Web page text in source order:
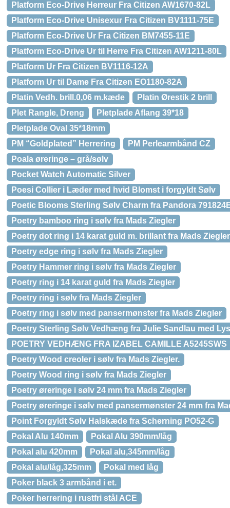
Platform Eco-Drive Herreur Fra Citizen AW1670-82L
Platform Eco-Drive Unisexur Fra Citizen BV1111-75E
Platform Eco-Drive Ur Fra Citizen BM7455-11E
Platform Eco-Drive Ur til Herre Fra Citizen AW1211-80L
Platform Ur Fra Citizen BV1116-12A
Platform Ur til Dame Fra Citizen EO1180-82A
Platin Vedh. brill.0,06 m.kæde
Platin Ørestik 2 brill
Plet Rangle, Dreng
Pletplade Aflang 39*18
Pletplade Oval 35*18mm
PM “Goldplated” Herrering
PM Perlearmbånd CZ
Poala øreringe – grå/sølv
Pocket Watch Automatic Silver
Poesi Collier i Læder med hvid Blomst i forgyldt Sølv
Poetic Blooms Sterling Sølv Charm fra Pandora
Poetry bamboo ring i sølv fra Mads Ziegler
Poetry dot ring i 14 karat guld m. brillant fra Mads Ziegler
Poetry edge ring i sølv fra Mads Ziegler
Poetry Hammer ring i sølv fra Mads Ziegler
Poetry ring i 14 karat guld fra Mads Ziegler
Poetry ring i sølv fra Mads Ziegler
Poetry ring i sølv med pansermønster fra Mads Ziegler
Poetry Sterling Sølv Vedhæng fra Julie Sandlau med
POETRY VEDHÆNG FRA IZABEL CAMILLE A5245SWS
Poetry Wood creoler i sølv fra Mads Ziegler.
Poetry Wood ring i sølv fra Mads Ziegler
Poetry øreringe i sølv 24 mm fra Mads Ziegler
Poetry øreringe i sølv med pansermønster 24 mm fra
Point Forgyldt Sølv Halskæde fra Scherning PO52-G
Pokal Alu 140mm
Pokal Alu 390mm/låg
Pokal alu 420mm
Pokal alu,345mm/låg
Pokal alu/låg,325mm
Pokal med låg
Poker black 3 armbånd i et.
Poker herrering i rustfri stål ACE